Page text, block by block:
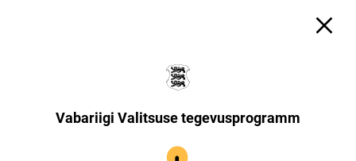
Vabariigi Valitsuse tegevusprogramm